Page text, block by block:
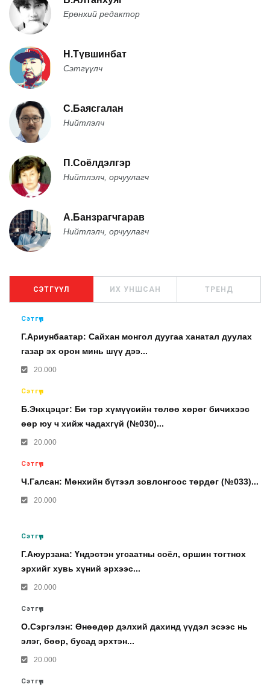
Ерөнхий редактор
Н.Түвшинбат
Сэтгүүлч
С.Баясгалан
Нийтлэлч
П.Соёлдэлгэр
Нийтлэлч, орчуулагч
А.Банзрагчгарав
Нийтлэлч, орчуулагч
СЭТГҮҮЛ ИХ УНШСАН ТРЕНД
Сэтгүүл
Г.Ариунбаатар: Сайхан монгол дуугаа ханатал дуулах
газар эх орон минь шүү дээ...
20.000
Сэтгүүл
Б.Энхцэцэг: Би тэр хүмүүсийн төлөө хөрөг бичихээс
өөр юу ч хийж чадахгүй (№030)...
20.000
Сэтгүүл
Ч.Галсан: Мөнхийн бүтээл зовлонгоос төрдөг (№033)...
20.000
Сэтгүүл
Г.Аюурзана: Үндэстэн угсаатны соёл, оршин тогтнох
эрхийг хувь хүний эрхээс...
20.000
Сэтгүүл
О.Сэргэлэн: Өнөөдөр дэлхий дахинд үүдэл эсээс нь
элэг, бөөр, бусад эрхтэн...
20.000
Сэтгүүл